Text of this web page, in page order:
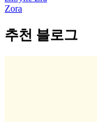
Zora
추천 블로그